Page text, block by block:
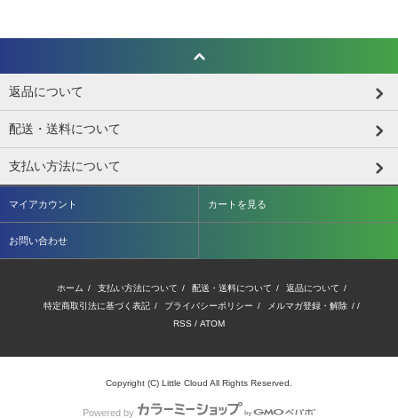
返品について
配送・送料について
支払い方法について
マイアカウント カートを見る
お問い合わせ
ホーム / 支払い方法について / 配送・送料について / 返品について /
特定商取引法に基づく表記 / プライバシーポリシー / メルマガ登録・解除 / /
RSS / ATOM
Copyright (C) Little Cloud All Rights Reserved.
Powered by